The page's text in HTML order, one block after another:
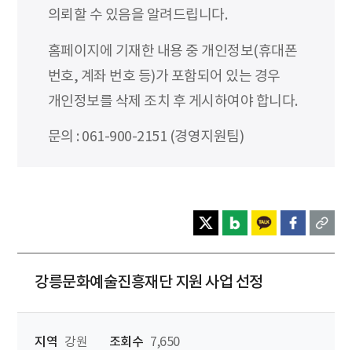
의뢰할 수 있음을 알려드립니다.
홈페이지에 기재한 내용 중 개인정보(휴대폰
번호, 계좌 번호 등)가 포함되어 있는 경우
개인정보를 삭제 조치 후 게시하여야 합니다.
문의 : 061-900-2151 (경영지원팀)
강릉문화예술진흥재단 지원 사업 선정
지역 강원 조회수 7,650